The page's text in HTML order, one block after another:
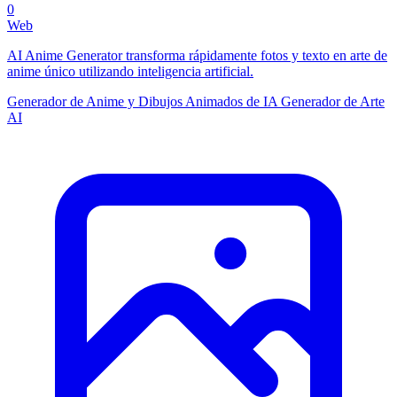
0
Web
AI Anime Generator transforma rápidamente fotos y texto en arte de
anime único utilizando inteligencia artificial.
Generador de Anime y Dibujos Animados de IA Generador de Arte
AI